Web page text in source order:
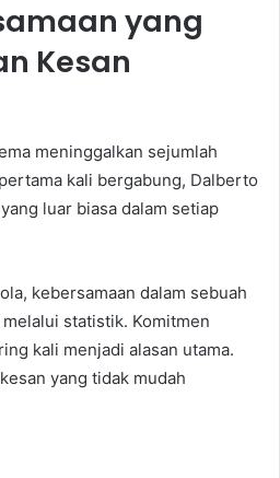
yang
Kesan
meninggalkan sejumlah
kali bergabung, Dalberto
luar biasa dalam setiap
kebersamaan dalam sebuah
statistik. Komitmen
kali menjadi alasan utama.
yang tidak mudah